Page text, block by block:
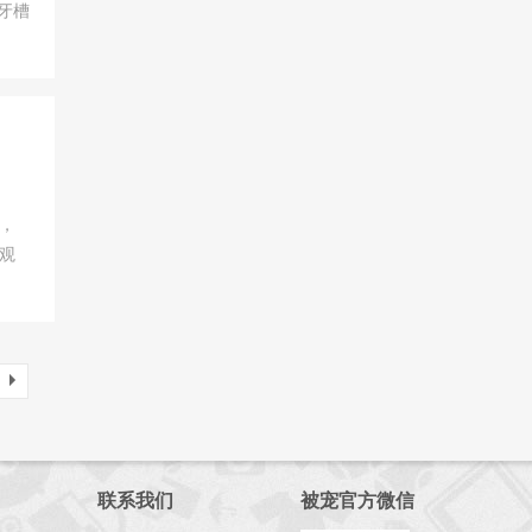
槽
联系我们 被宠官方微信